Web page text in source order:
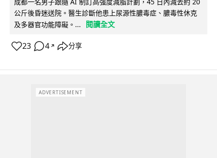
公斤後昏迷送院。醫生診斷他患上尿源性膿毒症、膿毒性休克
及多器官功能障礙。...
閱讀全文
23 4 ↗ 分享
ADVERTISEMENT